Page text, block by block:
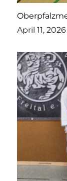
April 11, 2026